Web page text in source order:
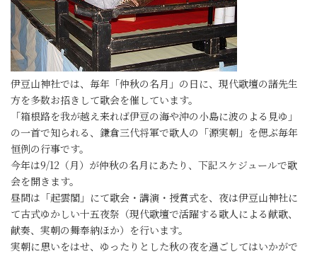
伊豆山神社では、毎年「仲秋の名月」の日に、現代歌壇の諸先生
方を多数お招きして歌会を催しています。
「箱根路を我が越え来れば伊豆の海や沖の小島に波のよる見ゆ」
の一首で知られる、鎌倉三代将軍で歌人の「源実朝」を偲ぶ毎年
恒例の行事です。
今年は9/12（月）が仲秋の名月にあたり、下記スケジュールで歌
会を開きます。
昼間は「起雲閣」にて歌会・講演・授賞式を、夜は伊豆山神社に
て古式ゆかしい十五夜祭（現代歌壇で活躍する歌人による献歌、
献奏、実朝の舞奉納ほか）を行います。
実朝に思いをはせ、ゆったりとした秋の夜を過ごしてはいかがで